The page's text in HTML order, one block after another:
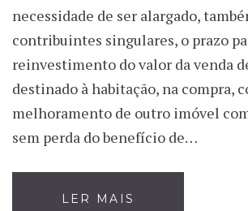
necessidade de ser alargado,
contribuintes singulares, o prazo
reinvestimento do valor da venda
destinado à habitação, na compra,
melhoramento de outro imóvel
sem perda do benefício de…
LER MAIS